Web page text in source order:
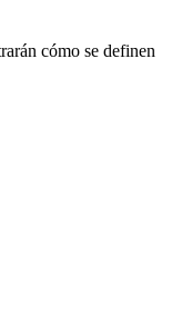
cómo se definen